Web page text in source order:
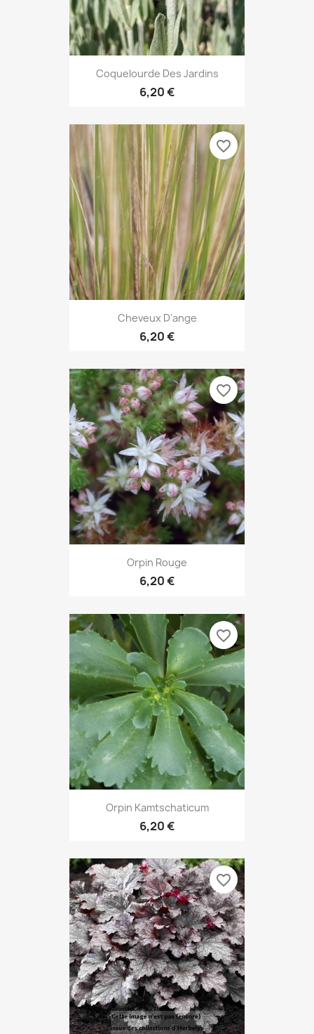
Coquelourde Des Jardins
6,20 €
Cheveux D'ange
6,20 €
favorite_border
Orpin Rouge
6,20 €
favorite_border
Orpin Kamtschaticum
6,20 €
favorite_border
favorite_border